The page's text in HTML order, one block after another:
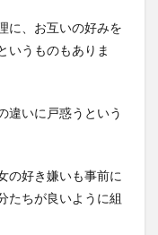
に、お互いの好みを
いうものもありま
違いに戸惑うという
の好き嫌いも事前に
たちが良いように組